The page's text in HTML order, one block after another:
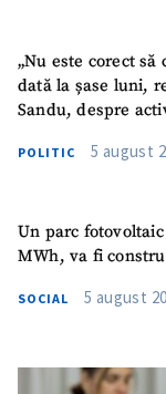
„Nu este corect
dată la șase luni,
Sandu, despre
POLITIC 5 august
Un parc
MWh, va fi
SOCIAL 5 august